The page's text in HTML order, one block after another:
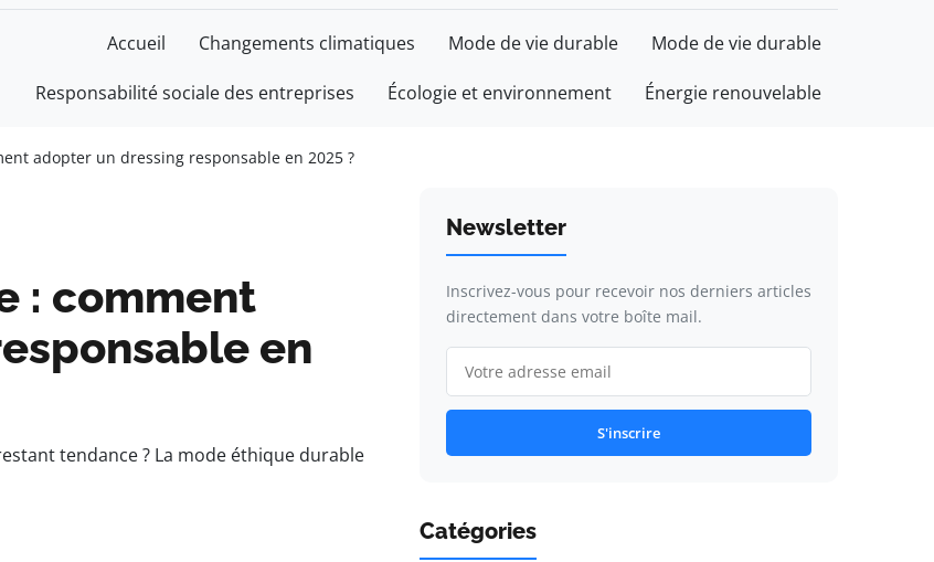
Accueil Changements climatiques Mode de vie durable Mode de vie durable
Responsabilité sociale des entreprises Écologie et environnement Énergie renouvelable
adopter un dressing responsable en 2025 ?
: comment
en
tendance ? La mode éthique durable
Newsletter
Inscrivez-vous pour recevoir nos derniers articles
directement dans votre boîte mail.
S'inscrire
Catégories